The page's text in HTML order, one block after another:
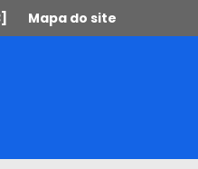
Mapa do site